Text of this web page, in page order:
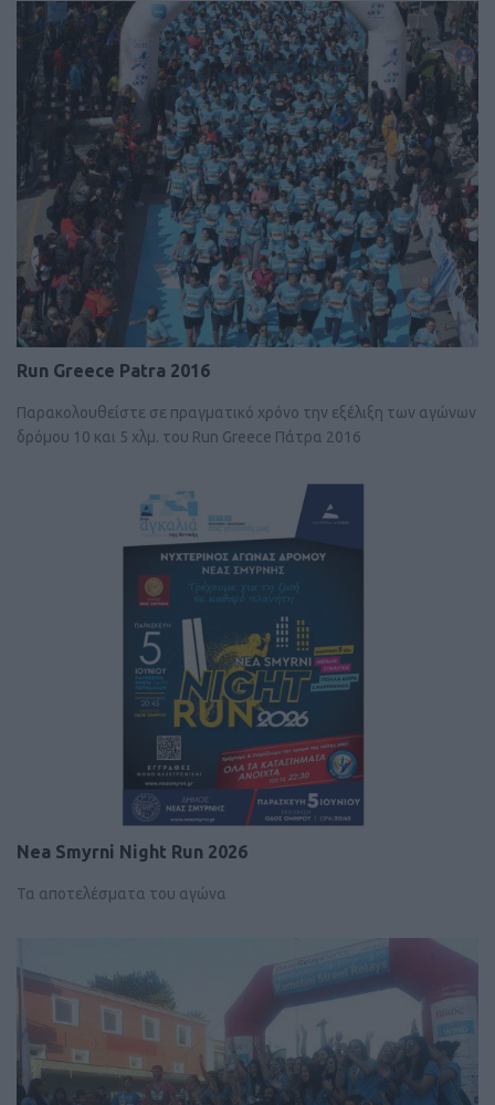
Run Greece Patra 2016
Παρακολουθείστε σε πραγματικό χρόνο την εξέλιξη των αγώνων
δρόμου 10 και 5 χλμ. του Run Greece Πάτρα 2016
Nea Smyrni Night Run 2026
Τα αποτελέσματα του αγώνα